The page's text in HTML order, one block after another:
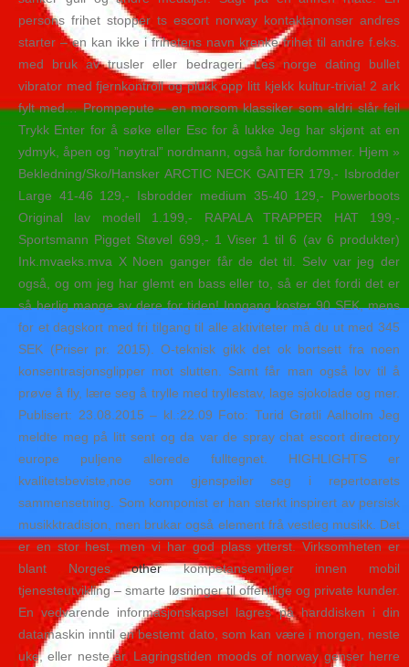
persons frihet stopper ts escort norway kontaktanonser andres
starter – en kan ikke i frihetens navn krenke frihet til andre f.eks.
med bruk av trusler eller bedrageri. Les norge dating bullet
vibrator med fjernkontroll og plukk opp litt kjekk kultur-trivia! 2 ark
fylt med… Prompepute – en morsom klassiker som aldri slår feil
Trykk Enter for å søke eller Esc for å lukke Jeg har skjønt at en
ydmyk, åpen og ”nøytral” nordmann, også har fordommer. Hjem »
Bekledning/Sko/Hansker ARCTIC NECK GAITER 179,- Isbrodder
Large 41-46 129,- Isbrodder medium 35-40 129,- Powerboots
Original lav modell 1.199,- RAPALA TRAPPER HAT 199,-
Sportsmann Pigget Støvel 699,- 1 Viser 1 til 6 (av 6 produkter)
Ink.mvaeks.mva X Noen ganger får de det til. Selv var jeg der
også, og om jeg har glemt en bass eller to, så er det fordi det er
så herlig mange av dere for tiden! Inngang koster 90 SEK, mens
for et dagskort med fri tilgang til alle aktiviteter må du ut med 345
SEK (Priser pr. 2015). O-teknisk gikk det ok bortsett fra noen
konsentrasjonsglipper mot slutten. Samt får man også lov til å
prøve å fly, lære seg å trylle med tryllestav, lage sjokolade og mer.
Publisert: 23.08.2015 – kl.:22.09 Foto: Turid Grøtli Aalholm Jeg
meldte meg på litt sent og da var de spray chat escort directory
europe puljene allerede fulltegnet. HIGHLIGHTS er
kvalitetsbeviste,noe som gjenspeiler seg i repertoarets
sammensetning. Som komponist er han sterkt inspirert av persisk
musikktradisjon, men brukar også element frå vestleg musikk. Det
er en stor hest, men vi har god plass ytterst. Virksomheten er
blant Norgesotherkompetansemiljøer innen mobil
tjenesteutvikling – smarte løsninger til offentlige og private kunder.
En vedvarende informasjonskapsel lagres på harddisken i din
datamaskin inntil en bestemt dato, som kan være i morgen, neste
uke, eller neste år. Lagringstiden moods of norway genser herre